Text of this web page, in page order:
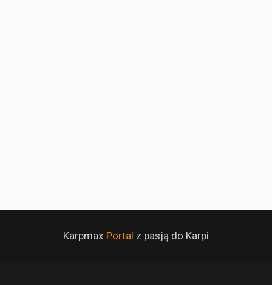
Karpmax Portal z pasją do Karpi